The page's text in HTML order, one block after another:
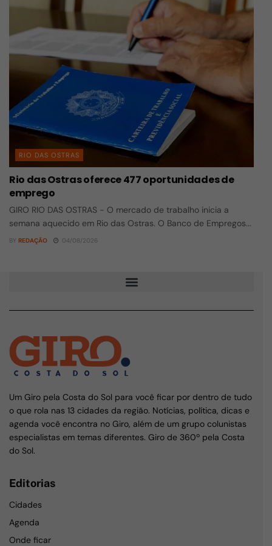
RIO DAS OSTRAS
Rio das Ostras oferece 477 oportunidades de
emprego
GIRO RIO DAS OSTRAS - O mercado de trabalho inicia a
semana aquecido em Rio das Ostras. O Banco de Empregos...
BY REDAÇÃO 04/08/2026
Um Giro pela Costa do Sol para você ficar por dentro de tudo
o que rola nas 13 cidades da região. Notícias, política, dicas e
agenda você encontra no Giro, além de um grupo colunistas
especialistas em temas diferentes. Giro de 360º pela Costa
do Sol.
Editorias
Cidades
Agenda
Onde ficar